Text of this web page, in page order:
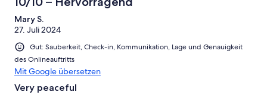
Mary S.
27. Juli 2024
Gut: Sauberkeit, Check-in, Kommunikation, Lage und Genauigkeit
des Onlineauftritts
Mit Google übersetzen
Very peaceful